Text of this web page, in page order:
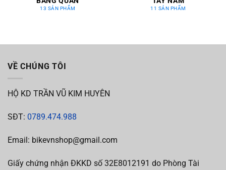
13 SẢN PHẨM 11 SẢN PHẨM
VỀ CHÚNG TÔI
HỘ KD TRẦN VŨ KIM HUYÊN
SĐT: 0789.474.988
Email: bikevnshop@gmail.com
Giấy chứng nhận ĐKKD số 32E8012191 do Phòng Tài